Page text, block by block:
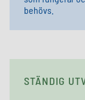
behövs.
STÄNDIG